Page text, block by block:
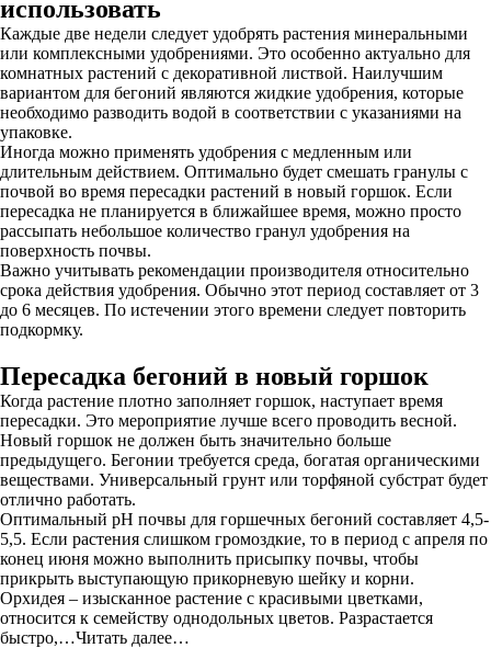
использовать
Каждые две недели следует удобрять растения минеральными
или комплексными удобрениями. Это особенно актуально для
комнатных растений с декоративной листвой. Наилучшим
вариантом для бегоний являются жидкие удобрения, которые
необходимо разводить водой в соответствии с указаниями на
упаковке.
Иногда можно применять удобрения с медленным или
длительным действием. Оптимально будет смешать гранулы с
почвой во время пересадки растений в новый горшок. Если
пересадка не планируется в ближайшее время, можно просто
рассыпать небольшое количество гранул удобрения на
поверхность почвы.
Важно учитывать рекомендации производителя относительно
срока действия удобрения. Обычно этот период составляет от 3
до 6 месяцев. По истечении этого времени следует повторить
подкормку.
Пересадка бегоний в новый горшок
Когда растение плотно заполняет горшок, наступает время
пересадки. Это мероприятие лучше всего проводить весной.
Новый горшок не должен быть значительно больше
предыдущего. Бегонии требуется среда, богатая органическими
веществами. Универсальный грунт или торфяной субстрат будет
отлично работать.
Оптимальный рН почвы для горшечных бегоний составляет 4,5-
5,5. Если растения слишком громоздкие, то в период с апреля по
конец июня можно выполнить присыпку почвы, чтобы
прикрыть выступающую прикорневую шейку и корни.
Орхидея – изысканное растение с красивыми цветками,
относится к семейству однодольных цветов. Разрастается
быстро,…Читать далее…